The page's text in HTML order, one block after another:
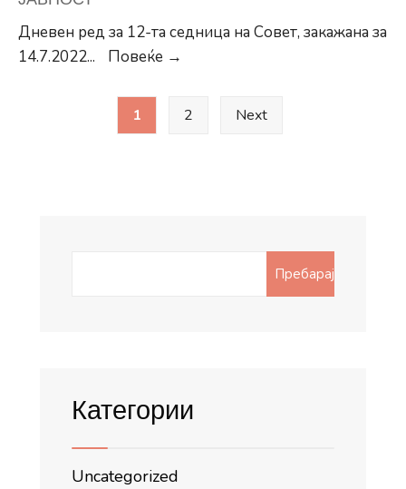
Дневен ред за 12-та седница на Совет, закажана за
14.7.2022... Повеќе →
за
pagination
1 2 Next
Пребарај
Категории
Uncategorized